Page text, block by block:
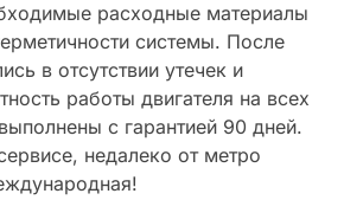
расходные материалы
системы. После
в отсутствии утечек и
работы двигателя на всех
с гарантией 90 дней.
недалеко от метро